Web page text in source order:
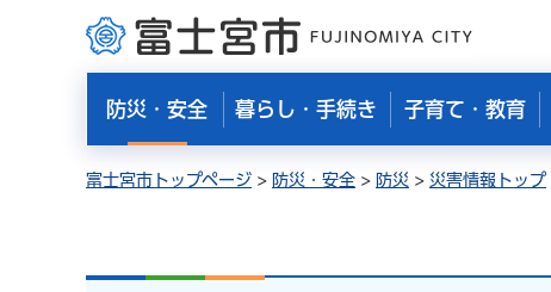
富士宮市
防災・安全 暮らし・手続き 子育て・教育
富士宮市トップページ > 防災・安全 > 防災 > 災害情報トップ